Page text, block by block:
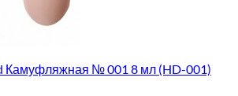
Камуфляжная № 001 8 мл (HD-001)